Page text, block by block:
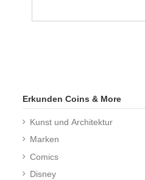
Erkunden Coins & More
Kunst und Architektur
Marken
Comics
Disney